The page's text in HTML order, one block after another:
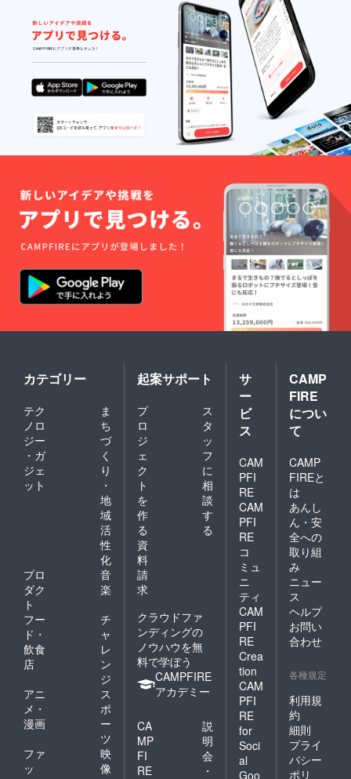
カテゴリー
テク
ノロ
ジー
・ガ
ジェ
ット
ま
ち
づ
く
り
・
地
域
活
性
化
プロ
ダク
ト
音
楽
フー
ド・
飲食
店
チ
ャ
レ
ン
ジ
アニ
メ・
漫画
ス
ポ
ー
ツ
ファ
ッ
映
像
起案サポート
プ
ロ
ジ
ェ
ク
ト
を
作
る
ス
タ
ッ
フ
に
相
談
す
る
資
料
請
求
クラウドファ
ンディングの
ノウハウを無
料で学ぼう
CAMPFIRE
アカデミー
CA
MP
FI
RE
説
明
会
・
サ
ー
ビ
ス
CAM
PFI
RE
CAM
PFI
RE
コ
ミュ
ニ
ティ
CAM
PFI
RE
Crea
tion
CAM
PFI
RE
for
Soci
al
Goo
CAMP
FIRE
につい
て
CAMP
FIREと
は
あんし
ん・安
全への
取り組
み
ニュー
ス
ヘルプ
お問い
合わせ
各種規定
利用規
約
細則
プライ
バシー
ポリ